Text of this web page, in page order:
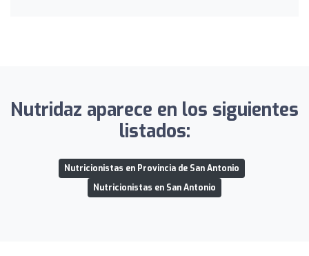
Nutridaz aparece en los siguientes
listados:
Nutricionistas en Provincia de San Antonio
Nutricionistas en San Antonio